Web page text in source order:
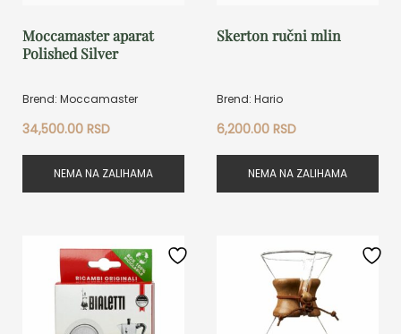
Moccamaster aparat
Polished Silver
Brend: Moccamaster
34,500.00 RSD
NEMA NA ZALIHAMA
Skerton ručni mlin
Brend: Hario
6,200.00RSD
NEMA NA ZALIHAMA